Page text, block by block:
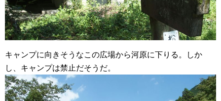
キャンプに向きそうなこの広場から河原に下りる。しか
し、キャンプは禁止だそうだ。